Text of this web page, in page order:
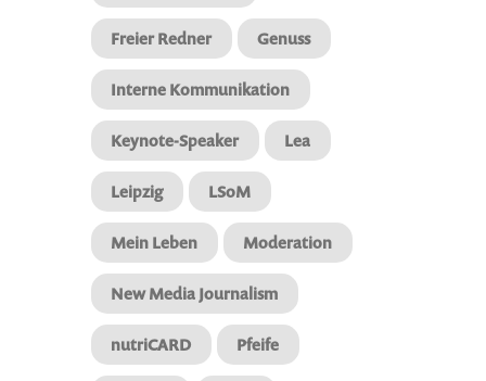
Freier Redner Genuss
Interne Kommunikation
Keynote-Speaker Lea
Leipzig LSoM
Mein Leben Moderation
New Media Journalism
nutriCARD Pfeife